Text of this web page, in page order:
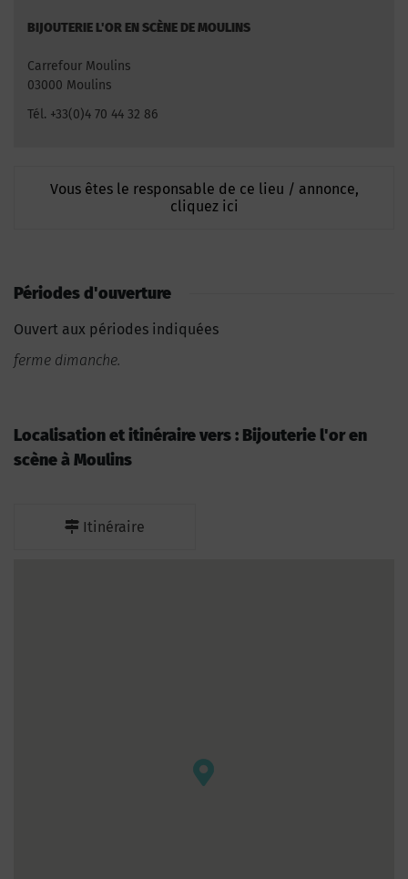
BIJOUTERIE L'OR EN SCÈNE DE MOULINS
Carrefour Moulins
03000 Moulins
Tél. +33(0)4 70 44 32 86
Vous êtes le responsable de ce lieu / annonce,
cliquez ici
Périodes d'ouverture
Ouvert aux périodes indiquées
ferme dimanche.
Localisation et itinéraire vers : Bijouterie l'or en
scène à Moulins
Itinéraire